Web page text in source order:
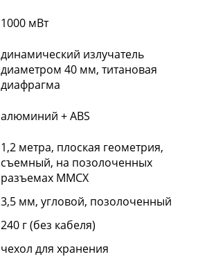
1000 мВт
динамический излучатель
диаметром 40 мм, титановая
диафрагма
алюминий + ABS
1,2 метра, плоская геометрия,
съемный, на позолоченных
разъемах MMCX
3,5 мм, угловой, позолоченный
240 г (без кабеля)
чехол для хранения